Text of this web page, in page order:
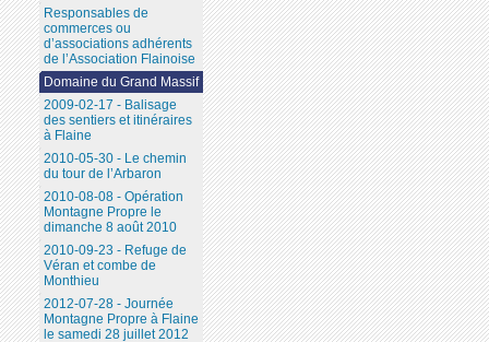
Responsables de
commerces ou
d’associations adhérents
de l’Association Flainoise
Domaine du Grand Massif
2009-02-17 - Balisage
des sentiers et itinéraires
à Flaine
2010-05-30 - Le chemin
du tour de l’Arbaron
2010-08-08 - Opération
Montagne Propre le
dimanche 8 août 2010
2010-09-23 - Refuge de
Véran et combe de
Monthieu
2012-07-28 - Journée
Montagne Propre à Flaine
le samedi 28 juillet 2012